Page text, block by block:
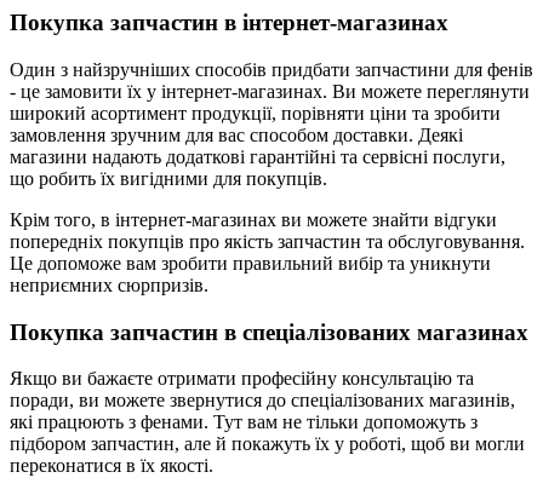
Покупка запчастин в інтернет-магазинах
Один з найзручніших способів придбати запчастини для фенів
- це замовити їх у інтернет-магазинах. Ви можете переглянути
широкий асортимент продукції, порівняти ціни та зробити
замовлення зручним для вас способом доставки. Деякі
магазини надають додаткові гарантійні та сервісні послуги,
що робить їх вигідними для покупців.
Крім того, в інтернет-магазинах ви можете знайти відгуки
попередніх покупців про якість запчастин та обслуговування.
Це допоможе вам зробити правильний вибір та уникнути
неприємних сюрпризів.
Покупка запчастин в спеціалізованих магазинах
Якщо ви бажаєте отримати професійну консультацію та
поради, ви можете звернутися до спеціалізованих магазинів,
які працюють з фенами. Тут вам не тільки допоможуть з
підбором запчастин, але й покажуть їх у роботі, щоб ви могли
переконатися в їх якості.